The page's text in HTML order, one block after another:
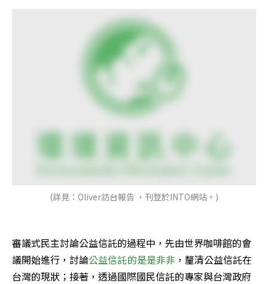
(詳見：Oliver訪台報告 ，刊登於INTO網站。)
審議式民主討論公益信託的過程中，先由世界咖啡館的會
議開始進行，討論公益信託的是是非非 ，釐清公益信託在
台灣的現狀；接著，透過國際國民信託的專家與台灣政府